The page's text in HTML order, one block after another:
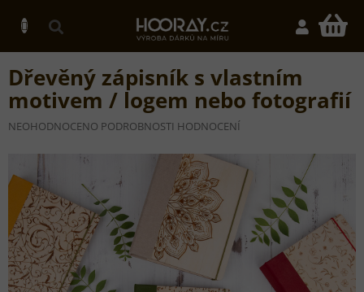
obsah
Dřevěný zápisník s vlastním
motivem / logem nebo fotografií
PRŮMĚRNÉ
PRODUKTU
0,0
HVĚZDIČEK.
NEOHODNOCENO PODROBNOSTI HODNOCENÍ